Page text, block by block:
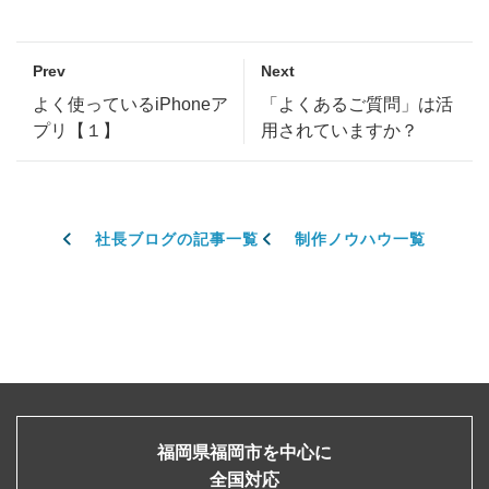
Prev
よく使っているiPhoneア
プリ【１】
Next
「よくあるご質問」は活
用されていますか？
社長ブログの記事一覧 制作ノウハウ一覧
福岡県福岡市を中心に
全国対応